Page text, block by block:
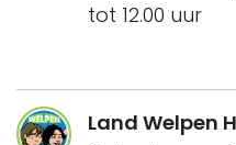
tot 12.00 uur
Land Welpen